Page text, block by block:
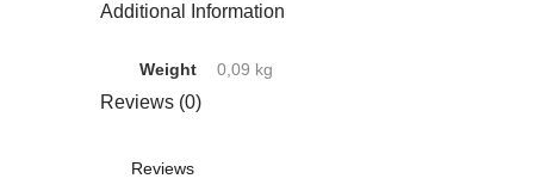
Additional Information
Weight 0,09 kg
Reviews (0)
Reviews